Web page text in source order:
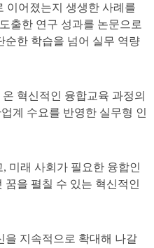
이어졌는지 생생한 사례를
출한 연구 성과를 논문으로
순한 학습을 넘어 실무 역량
혁신적인 융합교육 과정의
계 수요를 반영한 실무형 인
미래 사회가 필요한 융합인
을 펼칠 수 있는 혁신적인
을 지속적으로 확대해 나갈